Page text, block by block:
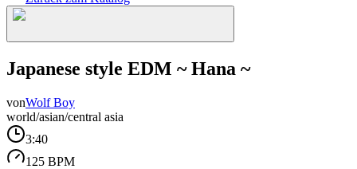
Japanese style EDM ~ Hana ~
vonWolf Boy
world/asian/central asia
3:40
125 BPM